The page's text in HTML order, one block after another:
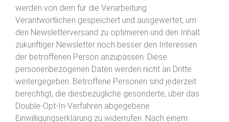
werden von dem für die Verarbeitung
Verantwortlichen gespeichert und ausgewertet, um
den Newsletterversand zu optimieren und den Inhalt
zukünftiger Newsletter noch besser den Interessen
der betroffenen Person anzupassen. Diese
personenbezogenen Daten werden nicht an Dritte
weitergegeben. Betroffene Personen sind jederzeit
berechtigt, die diesbezügliche gesonderte, über das
Double-Opt-In-Verfahren abgegebene
Einwilligungserklärung zu widerrufen. Nach einem